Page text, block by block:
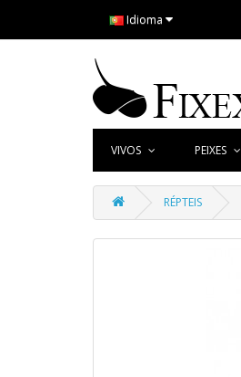
Idioma
VIVOS PEIXES
RÉPTEIS